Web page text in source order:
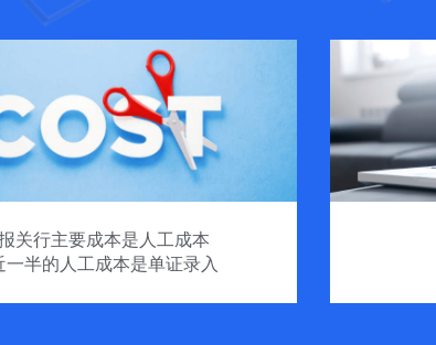
关行主要成本是人工成本
一半的人工成本是单证录入